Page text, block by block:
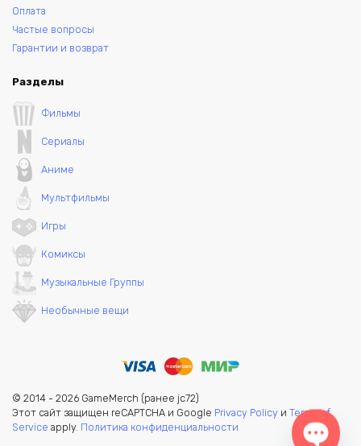
Оплата
Частые вопросы
Гарантии и возврат
Разделы
Фильмы
Сериалы
Аниме
Мультфильмы
Игры
Комиксы
Музыкальные Группы
Необычные вещи
© 2014 - 2026 GameMerch (ранее jc72)
Этот сайт защищен reCAPTCHA и Google Privacy Policy и Terms of
Service apply. Политика конфиденциальности